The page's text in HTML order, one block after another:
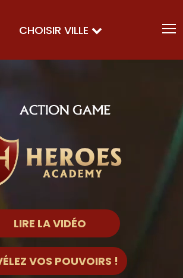
CHOISIR VILLE
LIRE LA VIDÉO
VOS POUVOIRS !